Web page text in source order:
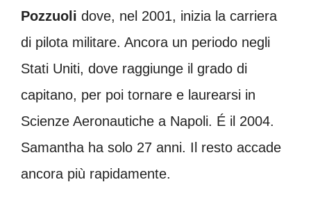
Pozzuoli dove, nel 2001, inizia la carriera
di pilota militare. Ancora un periodo negli
Stati Uniti, dove raggiunge il grado di
capitano, per poi tornare e laurearsi in
Scienze Aeronautiche a Napoli. É il 2004.
Samantha ha solo 27 anni. Il resto accade
ancora più rapidamente.